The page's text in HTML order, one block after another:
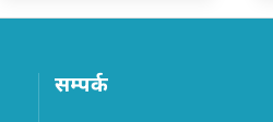
सम्पर्क